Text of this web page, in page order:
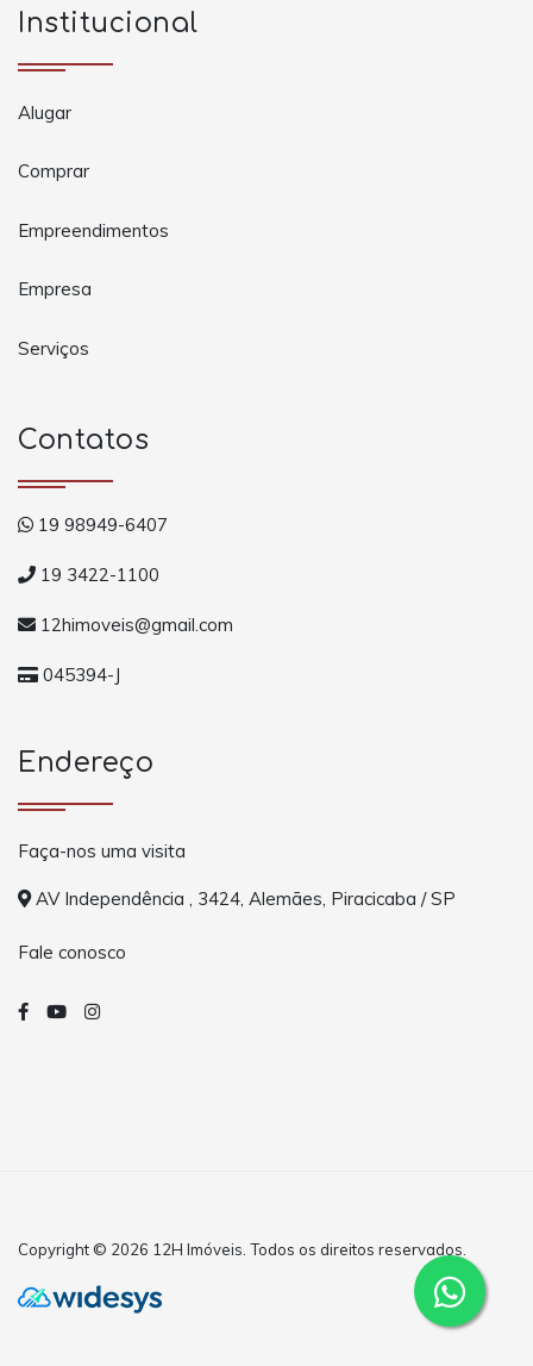
Institucional
Alugar
Comprar
Empreendimentos
Empresa
Serviços
Contatos
19 98949-6407
19 3422-1100
12himoveis@gmail.com
045394-J
Endereço
Faça-nos uma visita
AV Independência , 3424, Alemães, Piracicaba / SP
Fale conosco
Copyright © 2026 12H Imóveis. Todos os direitos reservados.